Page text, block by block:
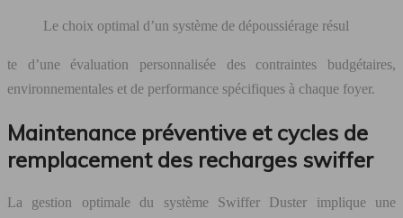
Le choix optimal d’un système de dépoussiérage résul
te d’une évaluation personnalisée des contraintes budgétaires,
environnementales et de performance spécifiques à chaque foyer.
Maintenance préventive et cycles de
remplacement des recharges swiffer
La gestion optimale du système Swiffer Duster implique une